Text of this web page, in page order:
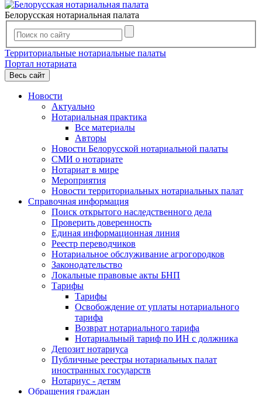
Белорусская нотариальная палата
Территориальные нотариальные палаты
Портал нотариата
Весь сайт
Новости
Актуально
Нотариальная практика
Все материалы
Авторы
Новости Белорусской нотариальной палаты
СМИ о нотариате
Нотариат в мире
Мероприятия
Новости территориальных нотариальных палат
Справочная информация
Поиск открытого наследственного дела
Проверить доверенность
Единая информационная линия
Реестр переводчиков
Нотариальное обслуживание агрогородков
Законодательство
Локальные правовые акты БНП
Тарифы
Тарифы
Освобождение от уплаты нотариального
тарифа
Возврат нотариального тарифа
Нотариальный тариф по ИН с должника
Депозит нотариуса
Публичные реестры нотариальных палат
иностранных государств
Нотариус - детям
Обращения граждан